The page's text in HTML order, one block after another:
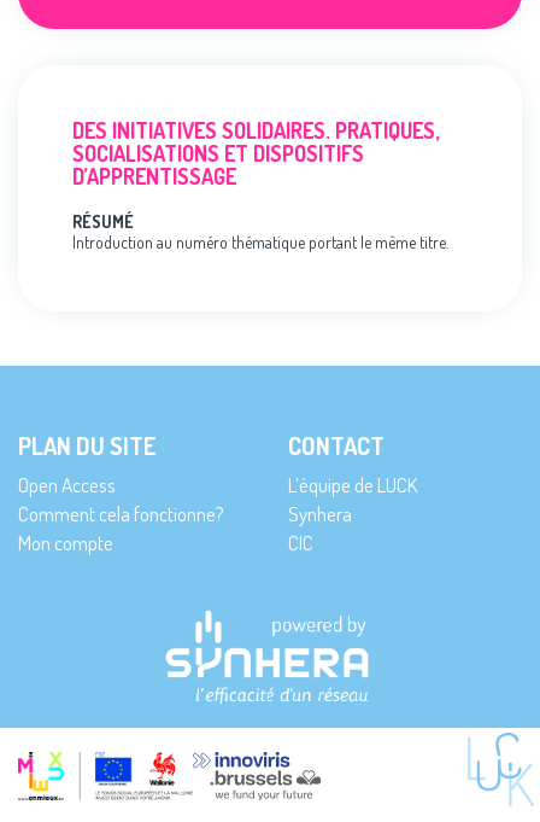
DES INITIATIVES SOLIDAIRES. PRATIQUES,
SOCIALISATIONS ET DISPOSITIFS
D’APPRENTISSAGE
RÉSUMÉ
Introduction au numéro thématique portant le même titre.
PLAN DU SITE
Open Access
Comment cela fonctionne?
Mon compte
CONTACT
L’équipe de LUCK
Synhera
CIC